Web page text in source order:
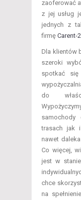
zaoferować
z jej usług
jednych z
firmę Carent-
Dla klientów
szeroki
spotkać
do
trasach jak
nawet
Co więcej,
jest w
chce
na